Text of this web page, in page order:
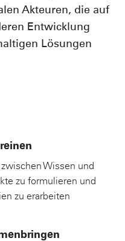
Akteuren, die auf
Entwicklung
Lösungen
Wissen und
zu formulieren und
zu erarbeiten